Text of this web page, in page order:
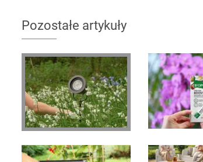
Pozostałe artykuły